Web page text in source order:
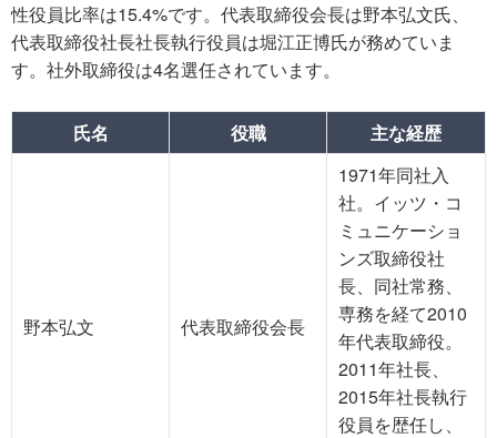
性役員比率は15.4%です。代表取締役会長は野本弘文氏、
代表取締役社長社長執行役員は堀江正博氏が務めていま
す。社外取締役は4名選任されています。
氏名 役職 主な経歴
野本弘文 代表取締役会長
1971年同社入
社。イッツ・コ
ミュニケーショ
ンズ取締役社
長、同社常務、
専務を経て2010
年代表取締役。
2011年社長、
2015年社長執行
役員を歴任し、